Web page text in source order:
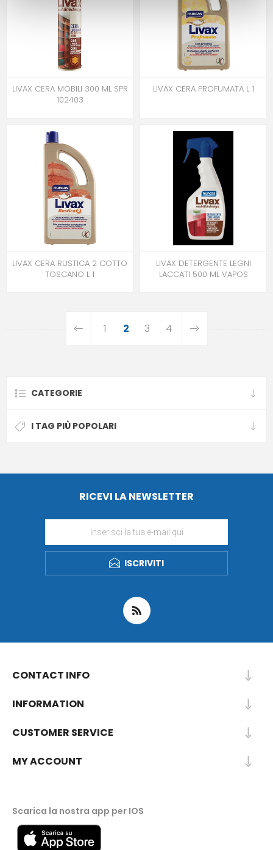
LIVAX CERA MOBILI 300 ML SPR
102403
LIVAX CERA PROFUMATA L 1
LIVAX CERA RUSTICA 2 COTTO
TOSCANO L 1
LIVAX DETERGENTE LEGNI
LACCATI 500 ML VAPOS
1 2 3 4
CATEGORIE
I TAG PIÙ POPOLARI
RICEVI LA NEWSLETTER
ISCRIVITI
CONTACT INFO
INFORMATION
CUSTOMER SERVICE
MY ACCOUNT
Scarica la nostra app per IOS